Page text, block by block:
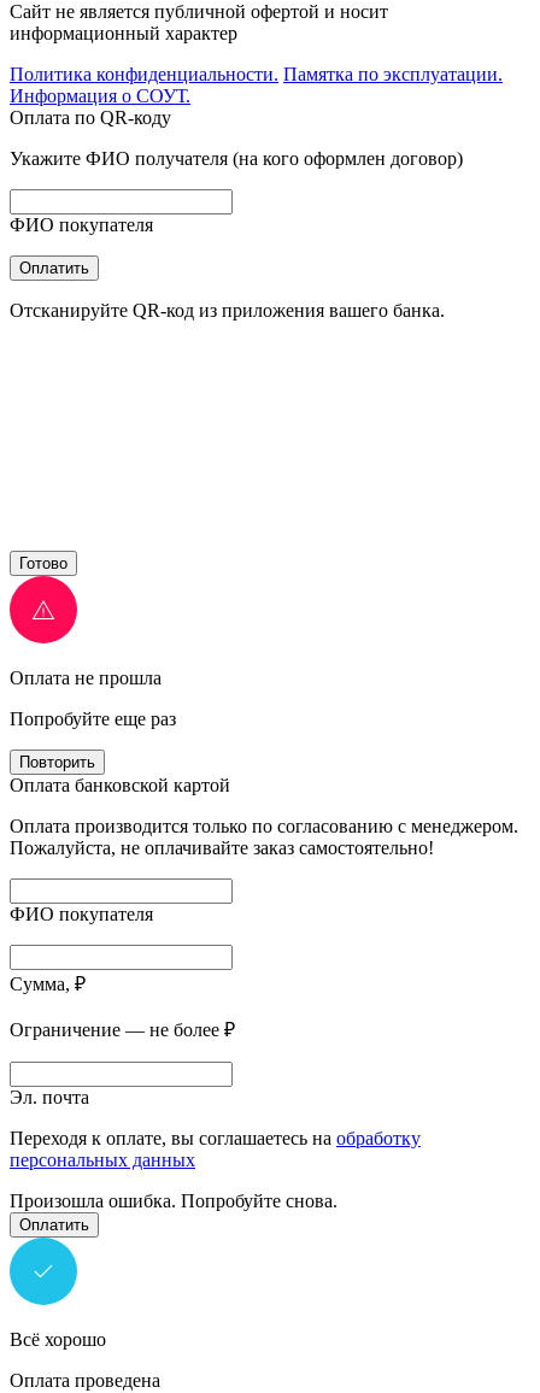
Сайт не является публичной офертой и носит
информационный характер
Политика конфиденциальности. Памятка по эксплуатации.
Информация о СОУТ.
Оплата по QR-коду
Укажите ФИО получателя (на кого оформлен договор)
ФИО покупателя
Оплатить
Отсканируйте QR-код из приложения вашего банка.
Готово
Оплата не прошла
Попробуйте еще раз
Повторить
Оплата банковской картой
Оплата производится только по согласованию с менеджером.
Пожалуйста, не оплачивайте заказ самостоятельно!
ФИО покупателя
Сумма, ₽
Ограничение — не более ₽
Эл. почта
Переходя к оплате, вы соглашаетесь на обработку
персональных данных
Произошла ошибка. Попробуйте снова.
Оплатить
Всё хорошо
Оплата проведена